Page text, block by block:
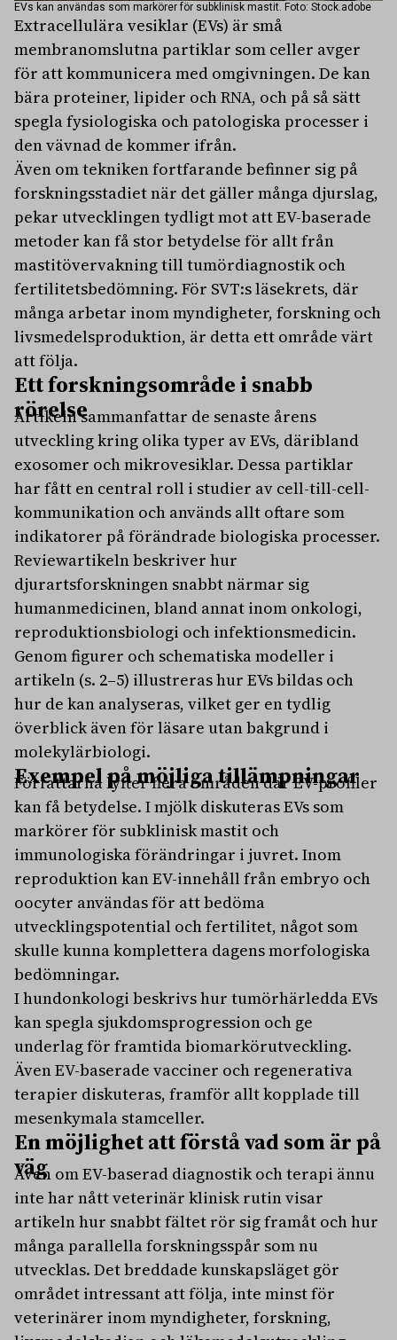
EVs kan användas som markörer för subklinisk mastit. Foto: Stock.adobe
Extracellulära vesiklar (EVs) är små
membranomslutna partiklar som celler avger
för att kommunicera med omgivningen. De kan
bära proteiner, lipider och RNA, och på så sätt
spegla fysiologiska och patologiska processer i
den vävnad de kommer ifrån.
Även om tekniken fortfarande befinner sig på
forskningsstadiet när det gäller många djurslag,
pekar utvecklingen tydligt mot att EV-baserade
metoder kan få stor betydelse för allt från
mastitövervakning till tumördiagnostik och
fertilitetsbedömning. För SVT:s läsekrets, där
många arbetar inom myndigheter, forskning och
livsmedelsproduktion, är detta ett område värt
att följa.
Ett forskningsområde i snabb
rörelse
Artikeln sammanfattar de senaste årens
utveckling kring olika typer av EVs, däribland
exosomer och mikrovesiklar. Dessa partiklar
har fått en central roll i studier av cell-till-cell-
kommunikation och används allt oftare som
indikatorer på förändrade biologiska processer.
Reviewartikeln beskriver hur
djurartsforskningen snabbt närmar sig
humanmedicinen, bland annat inom onkologi,
reproduktionsbiologi och infektionsmedicin.
Genom figurer och schematiska modeller i
artikeln (s. 2–5) illustreras hur EVs bildas och
hur de kan analyseras, vilket ger en tydlig
överblick även för läsare utan bakgrund i
molekylärbiologi.
Exempel på möjliga tillämpningar
Författarna lyfter flera områden där EV-profiler
kan få betydelse. I mjölk diskuteras EVs som
markörer för subklinisk mastit och
immunologiska förändringar i juvret. Inom
reproduktion kan EV-innehåll från embryo och
oocyter användas för att bedöma
utvecklingspotential och fertilitet, något som
skulle kunna komplettera dagens morfologiska
bedömningar.
I hundonkologi beskrivs hur tumörhärledda EVs
kan spegla sjukdomsprogression och ge
underlag för framtida biomarkörutveckling.
Även EV-baserade vacciner och regenerativa
terapier diskuteras, framför allt kopplade till
mesenkymala stamceller.
En möjlighet att förstå vad som är på
väg
Även om EV-baserad diagnostik och terapi ännu
inte har nått veterinär klinisk rutin visar
artikeln hur snabbt fältet rör sig framåt och hur
många parallella forskningsspår som nu
utvecklas. Det breddade kunskapsläget gör
området intressant att följa, inte minst för
veterinärer inom myndigheter, forskning,